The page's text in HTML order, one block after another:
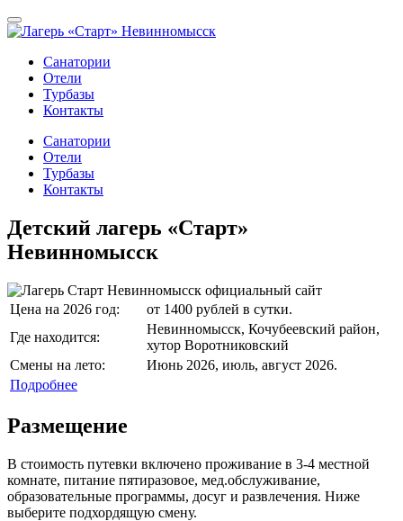
Санатории
Отели
Турбазы
Контакты
Санатории
Отели
Турбазы
Контакты
Детский лагерь «Старт»
Невинномысск
Цена на 2026 год:
от 1400 рублей в сутки.
Где находится:
Невинномысск, Кочубеевский район,
хутор Воротниковский
Смены на лето:
Июнь 2026, июль, август 2026.
Подробнее
Размещение
В стоимость путевки включено проживание в 3-4 местной
комнате, питание пятиразовое, мед.обслуживание,
образовательные программы, досуг и развлечения. Ниже
выберите подхордящую смену.